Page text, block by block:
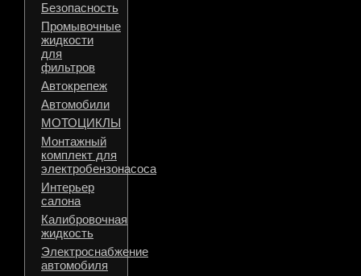
Безопасность
Промывочные
жидкости
для
фильтров
Автокрепеж
Автомобили
МОТОЦИКЛЫ
Монтажный
комплект для
электробензонасоса
Интерьер
салона
Калибровочная
жидкость
Электроснабжение
автомобиля